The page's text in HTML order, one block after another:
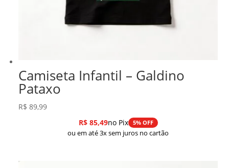
Camiseta Infantil – Galdino
Pataxo
R$ 89,99
R$85,49no Pix 5% OFF
ou em até 3x sem juros no cartão